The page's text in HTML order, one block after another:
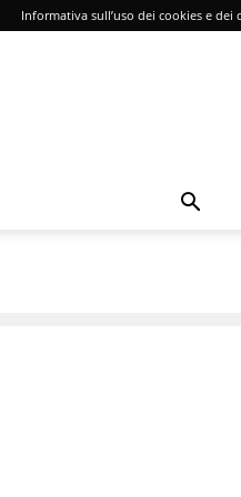
Informativa sull’uso dei cookies e dei